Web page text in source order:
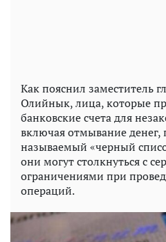
Как пояснил заместитель
Олийнык, лица, которые
банковские счета для
включая отмывание денег,
называемый «черный
они могут столкнуться с
ограничениями при
операций.